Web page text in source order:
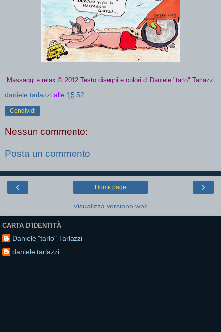
Massaggi e relax © 2012 Testo disegni e colori di Daniele "tarlo" Tarlazzi
daniele tarlazzi alle 15:52
Condividi
Nessun commento:
Posta un commento
‹ ›
Home page
Visualizza versione web
CARTA D'IDENTITÀ
Daniele "tarlo" Tarlazzi
daniele tarlazzi